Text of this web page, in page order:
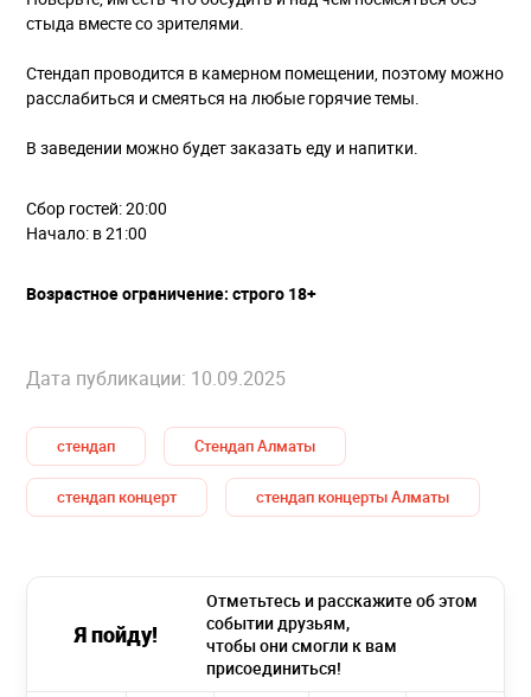
стыда вместе со зрителями.
Стендап проводится в камерном помещении, поэтому можно
расслабиться и смеяться на любые горячие темы.
В заведении можно будет заказать еду и напитки.
Сбор гостей: 20:00
Начало: в 21:00
Возрастное ограничение: строго 18+
Дата публикации: 10.09.2025
стендап Стендап Алматы
стендап концерт стендап концерты Алматы
Я пойду!
Отметьтесь и расскажите об этом
событии друзьям,
чтобы они смогли к вам
присоединиться!